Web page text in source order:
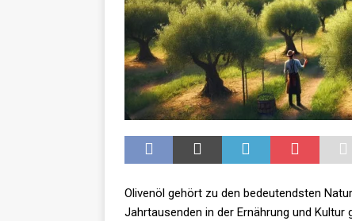
Olivenöl gehört zu den bedeutendsten
Jahrtausenden in der Ernährung und